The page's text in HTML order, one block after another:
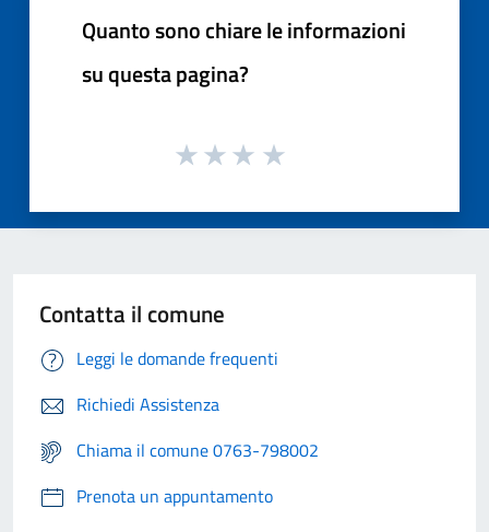
Quanto sono chiare le informazioni
su questa pagina?
Contatta il comune
Leggi le domande frequenti
Richiedi Assistenza
Chiama il comune 0763-798002
Prenota un appuntamento